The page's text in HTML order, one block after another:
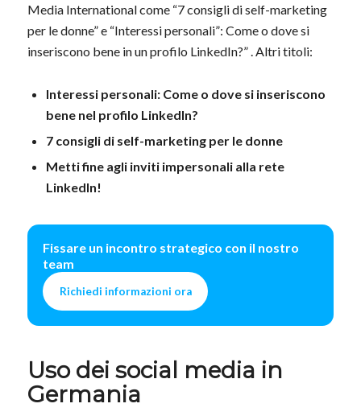
Media International come “7 consigli di self-marketing
per le donne” e “Interessi personali”: Come o dove si
inseriscono bene in un profilo LinkedIn?” . Altri titoli:
Interessi personali: Come o dove si inseriscono
bene nel profilo LinkedIn?
7 consigli di self-marketing per le donne
Metti fine agli inviti impersonali alla rete
LinkedIn!
Fissare un incontro strategico con il nostro
team
Richiedi informazioni ora
Uso dei social media in
Germania